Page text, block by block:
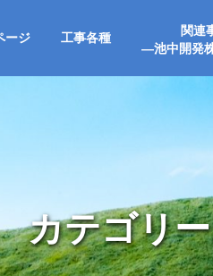
ージ 工事各種
関連
―池中開発
カテゴリ